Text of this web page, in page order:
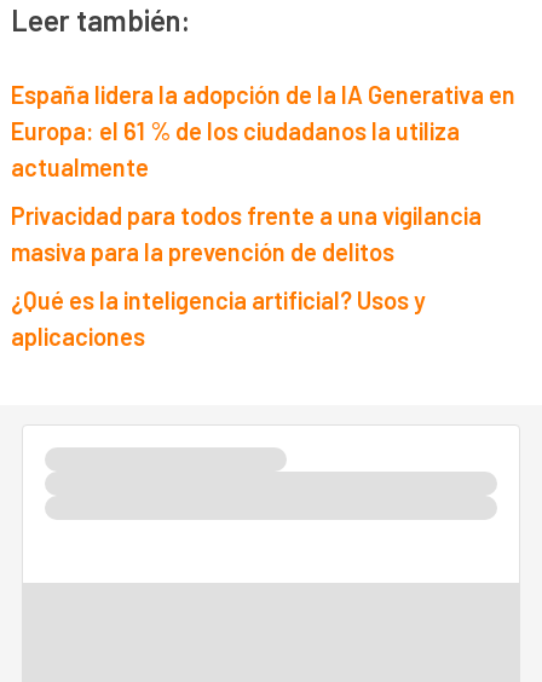
Leer también:
España lidera la adopción de la IA Generativa en
Europa: el 61 % de los ciudadanos la utiliza
actualmente
Privacidad para todos frente a una vigilancia
masiva para la prevención de delitos
¿Qué es la inteligencia artificial? Usos y
aplicaciones